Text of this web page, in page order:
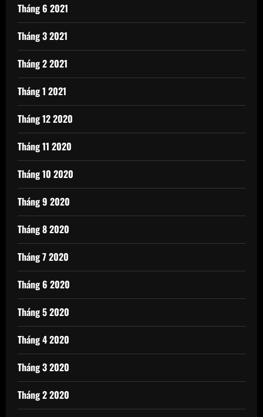
Tháng 6 2021
Tháng 3 2021
Tháng 2 2021
Tháng 1 2021
Tháng 12 2020
Tháng 11 2020
Tháng 10 2020
Tháng 9 2020
Tháng 8 2020
Tháng 7 2020
Tháng 6 2020
Tháng 5 2020
Tháng 4 2020
Tháng 3 2020
Tháng 2 2020